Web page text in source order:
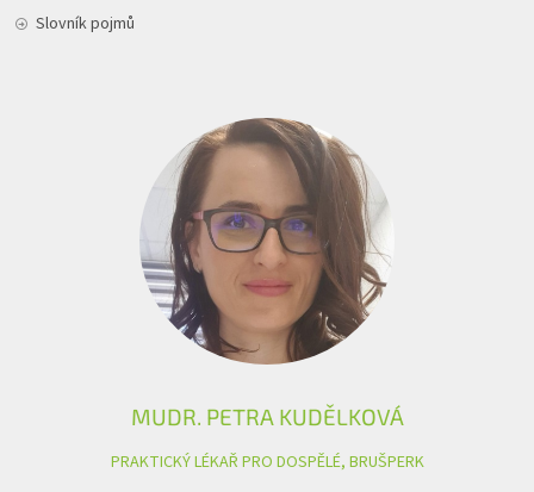
Slovník pojmů
MUDR. PETRA KUDĚLKOVÁ
PRAKTICKÝ LÉKAŘ PRO DOSPĚLÉ, BRUŠPERK